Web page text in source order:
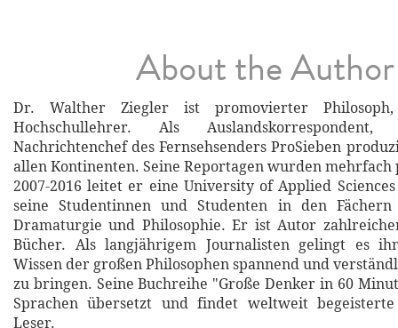
About the Author
Dr. Walther Ziegler ist promovierter
Hochschullehrer. Als
Nachrichtenchef des Fernsehsenders ProSieben
allen Kontinenten. Seine Reportagen wurden mehrfach
2007-2016 leitet er eine University of Applied
seine Studentinnen und Studenten in den Fächern
Dramaturgie und Philosophie. Er ist Autor
Bücher. Als langjährigem Journalisten gelingt es
Wissen der großen Philosophen spannend und
zu bringen. Seine Buchreihe "Große Denker in 60
Sprachen übersetzt und findet weltweit
Leser.